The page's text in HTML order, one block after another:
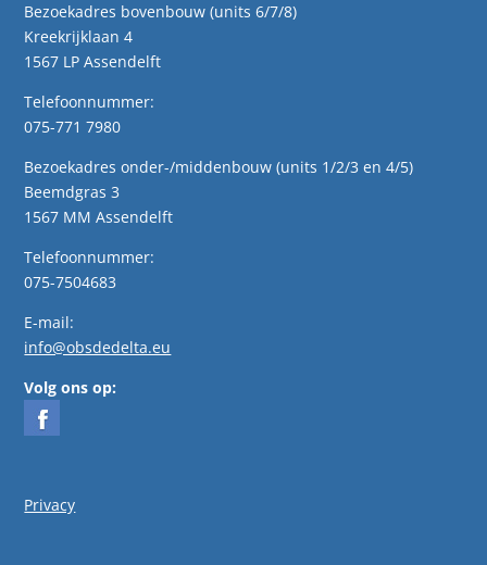
Bezoekadres bovenbouw (units 6/7/8)
Kreekrijklaan 4
1567 LP Assendelft
Telefoonnummer:
075-771 7980
Bezoekadres onder-/middenbouw (units 1/2/3 en 4/5)
Beemdgras 3
1567 MM Assendelft
Telefoonnummer:
075-7504683
E-mail:
info@obsdedelta.eu
Volg ons op:
Privacy